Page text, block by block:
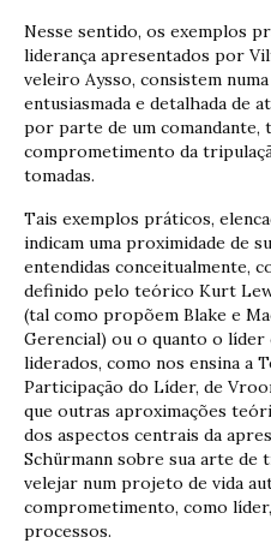
Nesse sentido, os exemplos
liderança apresentados por
veleiro Aysso, consistem
entusiasmada e detalhada de
por parte de um
comprometimento da
tomadas.
Tais exemplos práticos,
indicam uma proximidade de
entendidas conceitualmente,
definido pelo teórico Kurt
(tal como propõem Blake e
Gerencial) ou o quanto o líder
liderados, como nos ensina a
Participação do Líder, de
que outras aproximações
dos aspectos centrais da
Schürmann sobre sua arte de
velejar num projeto de vida
comprometimento, como
processos.